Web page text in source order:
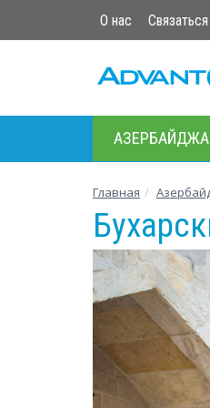
О нас
Главная